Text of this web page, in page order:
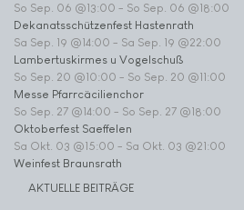
So Sep. 06 @13:00 - So Sep. 06 @18:00
Dekanatsschützenfest Hastenrath
Sa Sep. 19 @14:00 - Sa Sep. 19 @22:00
Lambertuskirmes u Vogelschuß
So Sep. 20 @10:00 - So Sep. 20 @11:00
Messe Pfarrcäcilienchor
So Sep. 27 @14:00 - So Sep. 27 @18:00
Oktoberfest Saeffelen
Sa Okt. 03 @15:00 - Sa Okt. 03 @21:00
Weinfest Braunsrath
AKTUELLE BEITRÄGE